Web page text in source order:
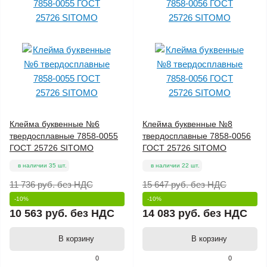
0
Клейма буквенные №6
твердосплавные 7858-0055
ГОСТ 25726 SITOMO
в наличии 35 шт.
11 736 руб.без НДС
-10%
10 563 руб. без НДС
В корзину
0
Клейма буквенные №8
твердосплавные 7858-0056
ГОСТ 25726 SITOMO
в наличии 22 шт.
15 647 руб.без НДС
-10%
14 083 руб. без НДС
В корзину